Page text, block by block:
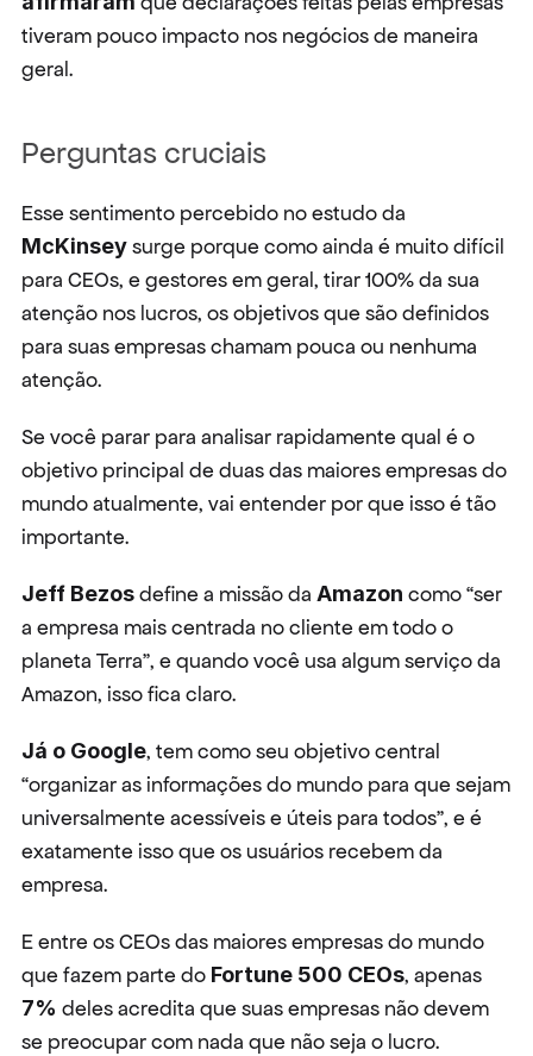
tiveram pouco impacto nos negócios de maneira
geral.
Perguntas cruciais
McKinsey surge porque como ainda é muito difícil
para CEOs, e gestores em geral, tirar 100% da sua
atenção nos lucros, os objetivos que são definidos
para suas empresas chamam pouca ou nenhuma
atenção.
Se você parar para analisar rapidamente qual é o
objetivo principal de duas das maiores empresas do
mundo atualmente, vai entender por que isso é tão
importante.
Jeff Bezos define a missão da Amazon como “ser
a empresa mais centrada no cliente em todo o
planeta Terra”, e quando você usa algum serviço da
Amazon, isso fica claro.
Já o Google, tem como seu objetivo central
“organizar as informações do mundo para que sejam
universalmente acessíveis e úteis para todos”, e é
exatamente isso que os usuários recebem da
empresa.
E entre os CEOs das maiores empresas do mundo
que fazem parte do Fortune 500 CEOs , apenas
7% deles acredita que suas empresas não devem
se preocupar com nada que não seja o lucro.